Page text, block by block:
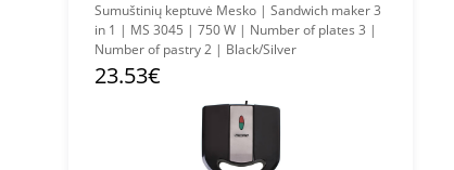
Sumuštinių keptuvė Mesko | Sandwich maker 3
in 1 | MS 3045 | 750 W | Number of plates 3 |
Number of pastry 2 | Black/Silver
23.53€